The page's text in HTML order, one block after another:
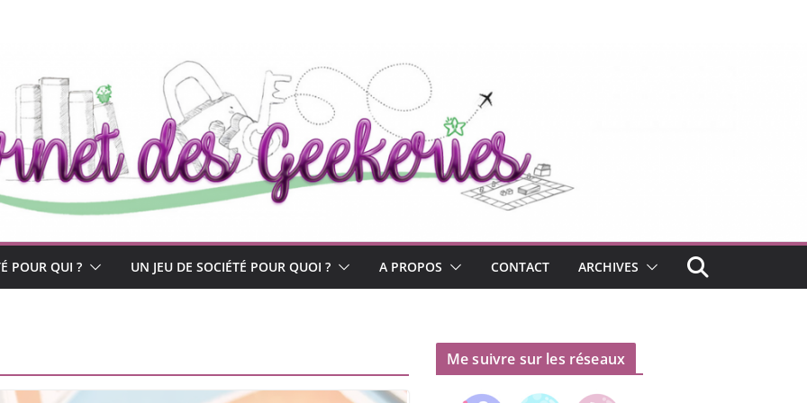
POUR QUI ? UN JEU DE SOCIÉTÉ POUR QUOI ? A PROPOS CONTACT ARCHIVES
Me suivre sur les réseaux